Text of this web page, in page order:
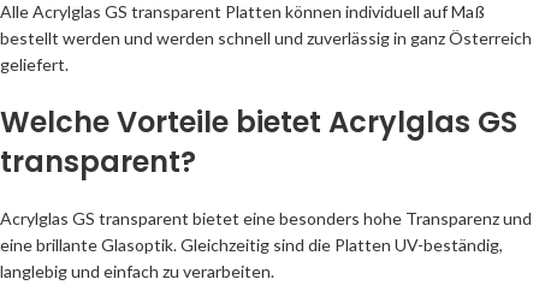
Alle Acrylglas GS transparent Platten können individuell auf Maß
bestellt werden und werden schnell und zuverlässig in ganz Österreich
geliefert.
Welche Vorteile bietet Acrylglas GS
transparent?
Acrylglas GS transparent bietet eine besonders hohe Transparenz und
eine brillante Glasoptik. Gleichzeitig sind die Platten UV-beständig,
langlebig und einfach zu verarbeiten.